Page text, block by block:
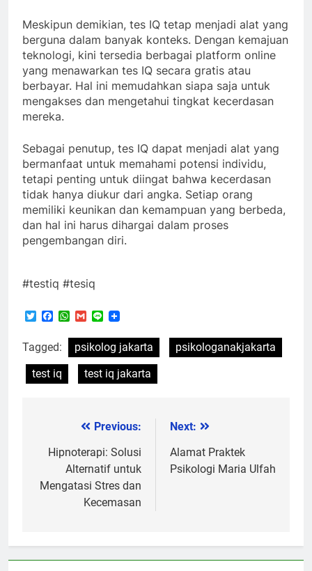
Meskipun demikian, tes IQ tetap menjadi alat yang
berguna dalam banyak konteks. Dengan kemajuan
teknologi, kini tersedia berbagai platform online
yang menawarkan tes IQ secara gratis atau
berbayar. Hal ini memudahkan siapa saja untuk
mengakses dan mengetahui tingkat kecerdasan
mereka.
Sebagai penutup, tes IQ dapat menjadi alat yang
bermanfaat untuk memahami potensi individu,
tetapi penting untuk diingat bahwa kecerdasan
tidak hanya diukur dari angka. Setiap orang
memiliki keunikan dan kemampuan yang berbeda,
dan hal ini harus dihargai dalam proses
pengembangan diri.
#testiq #tesiq
TwitterFacebook
WhatsApp
Gmail
Line
Tagged: psikolog jakarta
psikologanakjakarta
test iq
test iq jakarta
navigation
Previous:
Hipnoterapi: Solusi
Alternatif untuk
Mengatasi Stres dan
Kecemasan
Next:
Alamat Praktek
Psikologi Maria Ulfah